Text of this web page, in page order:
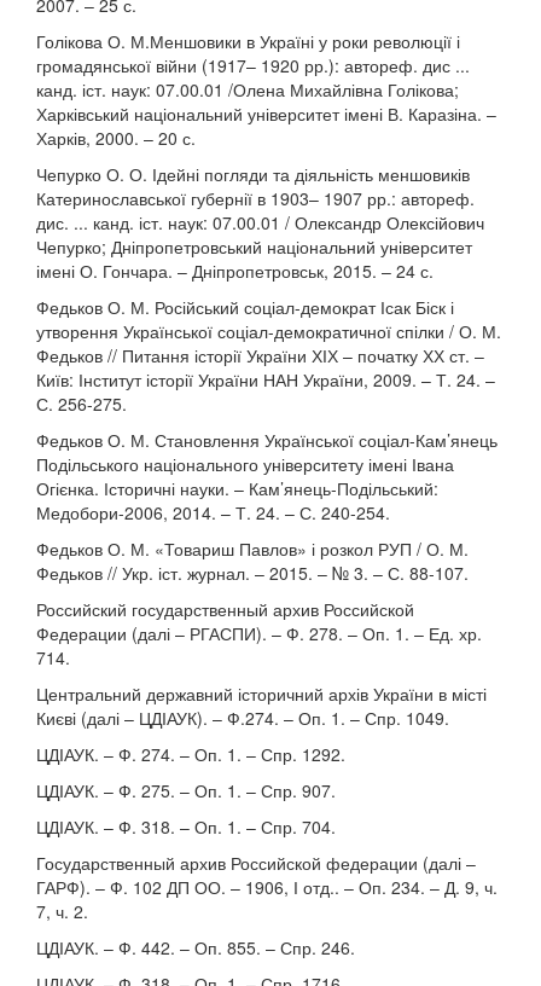
2007. – 25 с.
Голікова О. М.Меншовики в Україні у роки революції і
громадянської війни (1917– 1920 рр.): автореф. дис ...
канд. іст. наук: 07.00.01 /Олена Михайлівна Голікова;
Харківський національний університет імені В. Каразіна. –
Харків, 2000. – 20 с.
Чепурко О. О. Ідейні погляди та діяльність меншовиків
Катеринославської губернії в 1903– 1907 рр.: автореф.
дис. ... канд. іст. наук: 07.00.01 / Олександр Олексійович
Чепурко; Дніпропетровський національний університет
імені О. Гончара. – Дніпропетровськ, 2015. – 24 с.
Федьков О. М. Російський соціал-демократ Ісак Біск і
утворення Української соціал-демократичної спілки / О. М.
Федьков // Питання історії України ХІХ – початку ХХ ст. –
Київ: Інститут історії України НАН України, 2009. – Т. 24. –
С. 256-275.
Федьков О. М. Становлення Української соціал-Кам’янець
Подільського національного університету імені Івана
Огієнка. Історичні науки. – Кам’янець-Подільський:
Медобори-2006, 2014. – Т. 24. – С. 240-254.
Федьков О. М. «Товариш Павлов» і розкол РУП / О. М.
Федьков // Укр. іст. журнал. – 2015. – № 3. – С. 88-107.
Российский государственный архив Российской
Федерации (далі – РГАСПИ). – Ф. 278. – Оп. 1. – Ед. хр.
714.
Центральний державний історичний архів України в місті
Києві (далі – ЦДІАУК). – Ф.274. – Оп. 1. – Спр. 1049.
ЦДІАУК. – Ф. 274. – Оп. 1. – Спр. 1292.
ЦДІАУК. – Ф. 275. – Оп. 1. – Спр. 907.
ЦДІАУК. – Ф. 318. – Оп. 1. – Спр. 704.
Государственный архив Российской федерации (далі –
ГАРФ). – Ф. 102 ДП ОО. – 1906, І отд.. – Оп. 234. – Д. 9, ч.
7, ч. 2.
ЦДІАУК. – Ф. 442. – Оп. 855. – Спр. 246.